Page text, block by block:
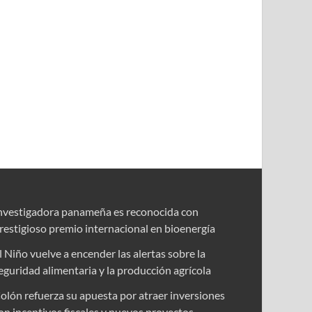
panameña es reconocida con
premio internacional en bioenergía
Niño vuelve a encender las alertas sobre la
alimentaria y la producción agrícola
refuerza su apuesta por atraer inversiones